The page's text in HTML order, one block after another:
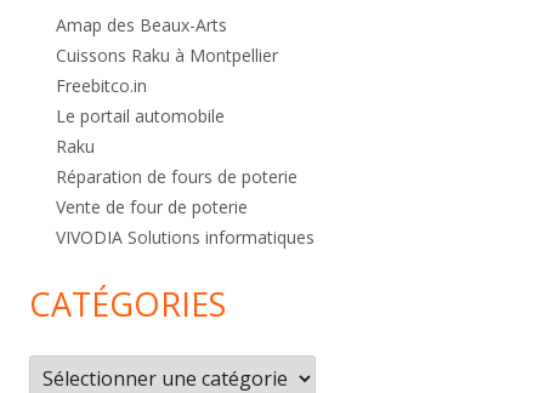
Amap des Beaux-Arts
Cuissons Raku à Montpellier
Freebitco.in
Le portail automobile
Raku
Réparation de fours de poterie
Vente de four de poterie
VIVODIA Solutions informatiques
CATÉGORIES
Catégories